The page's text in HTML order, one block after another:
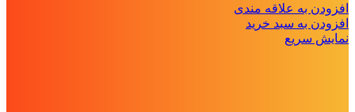
افزودن به علاقه مندی
افزودن به سبد خرید
نمایش سریع